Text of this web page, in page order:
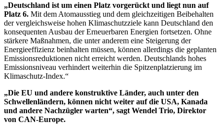
„Deutschland ist um einen Platz vorgerückt und liegt nun auf
Platz 6. Mit dem Atomausstieg und dem gleichzeitigen Beibehalten
der vergleichsweise hohen Klimaschutzziele kann Deutschland den
konsequenten Ausbau der Erneuerbaren Energien fortsetzen. Ohne
stärkere Maßnahmen, die unter anderem eine Steigerung der
Energieeffizienz beinhalten müssen, können allerdings die geplanten
Emissionsreduktionen nicht erreicht werden. Deutschlands hohes
Emissionsniveau verhindert weiterhin die Spitzenplatzierung im
Klimaschutz-Index.“
„Die EU und andere konstruktive Länder, auch unter den
Schwellenländern, können nicht weiter auf die USA, Kanada
und andere Nachzügler warten“, sagt Wendel Trio, Direktor
von CAN-Europe.